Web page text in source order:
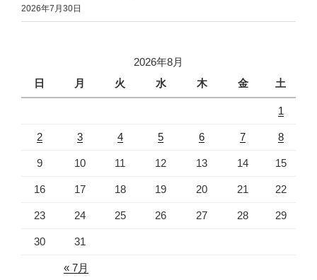
2026年7月30日
2026年8月
日
月 火 水 木 金 土
1
2 3 4 5 6 7 8
9 10 11 12 13 14 15
16 17 18 19 20 21 22
23 24 25 26 27 28 29
30 31
« 7月